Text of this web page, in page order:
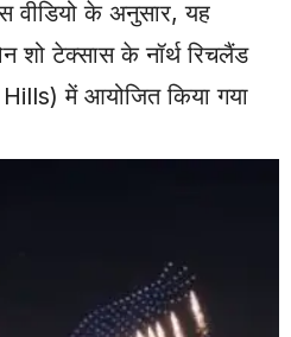
वीडियो के अनुसार, यह
शो टेक्सास के नॉर्थ रिचलैंड
में आयोजित किया गया